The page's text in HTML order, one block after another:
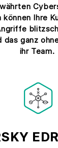
können Ihre
das ganz
ihr Team.